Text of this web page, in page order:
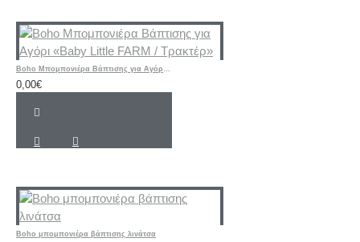
0,00€
Boho μπομπονιέρα βάπτισης λινάτσα